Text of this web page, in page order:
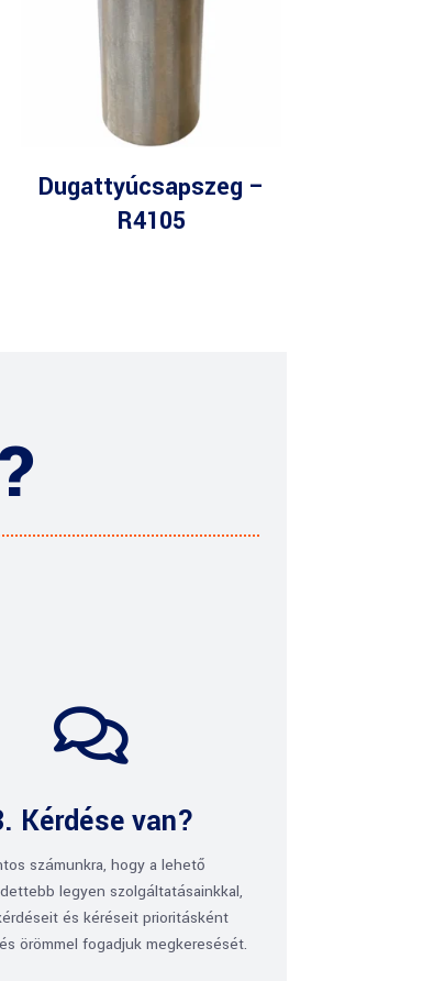
Dugattyúcsapszeg –
R4105

Kérdése van?
számunkra, hogy a lehető
legyen szolgáltatásainkkal,
és kéréseit prioritásként
örömmel fogadjuk megkeresését.